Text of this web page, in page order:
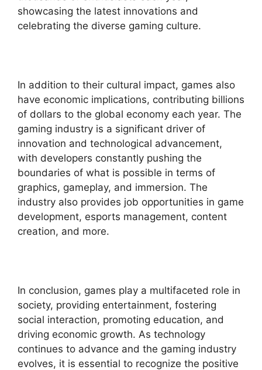
showcasing the latest innovations and
celebrating the diverse gaming culture.
In addition to their cultural impact, games also
have economic implications, contributing billions
of dollars to the global economy each year. The
gaming industry is a significant driver of
innovation and technological advancement,
with developers constantly pushing the
boundaries of what is possible in terms of
graphics, gameplay, and immersion. The
industry also provides job opportunities in game
development, esports management, content
creation, and more.
In conclusion, games play a multifaceted role in
society, providing entertainment, fostering
social interaction, promoting education, and
driving economic growth. As technology
continues to advance and the gaming industry
evolves, it is essential to recognize the positive